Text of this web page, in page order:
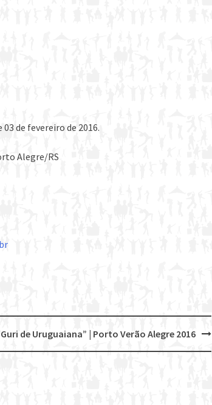
03 de fevereiro de 2016.
Alegre/RS
de Uruguaiana” | Porto Verão Alegre 2016